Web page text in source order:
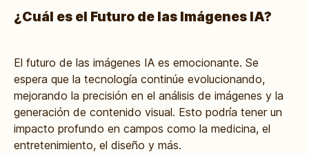
¿Cuál es el Futuro de las Imágenes IA?
El futuro de las imágenes IA es emocionante. Se
espera que la tecnología continúe evolucionando,
mejorando la precisión en el análisis de imágenes y la
generación de contenido visual. Esto podría tener un
impacto profundo en campos como la medicina, el
entretenimiento, el diseño y más.